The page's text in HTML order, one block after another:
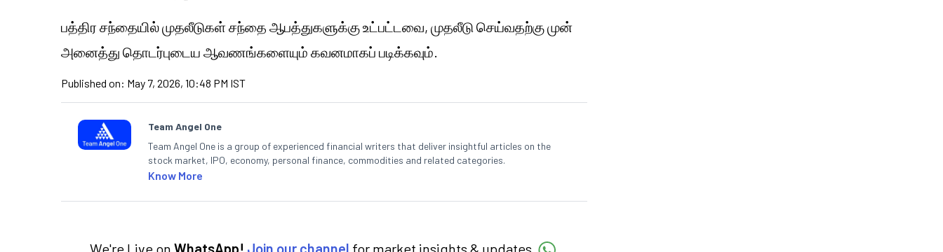
பத்திர சந்தையில் முதலீடுகள் சந்தை ஆபத்துகளுக்கு உட்பட்டவை, முதலீடு செய்வதற்கு முன்
அனைத்து தொடர்புடைய ஆவணங்களையும் கவனமாகப் படிக்கவும்.
Published on: May 7, 2026, 10:48 PM IST
Team Angel One
Team Angel One is a group of experienced financial writers that deliver insightful articles on the
stock market, IPO, economy, personal finance, commodities and related categories.
Know More
We're Live on WhatsApp! Join our channel for market insights & updates